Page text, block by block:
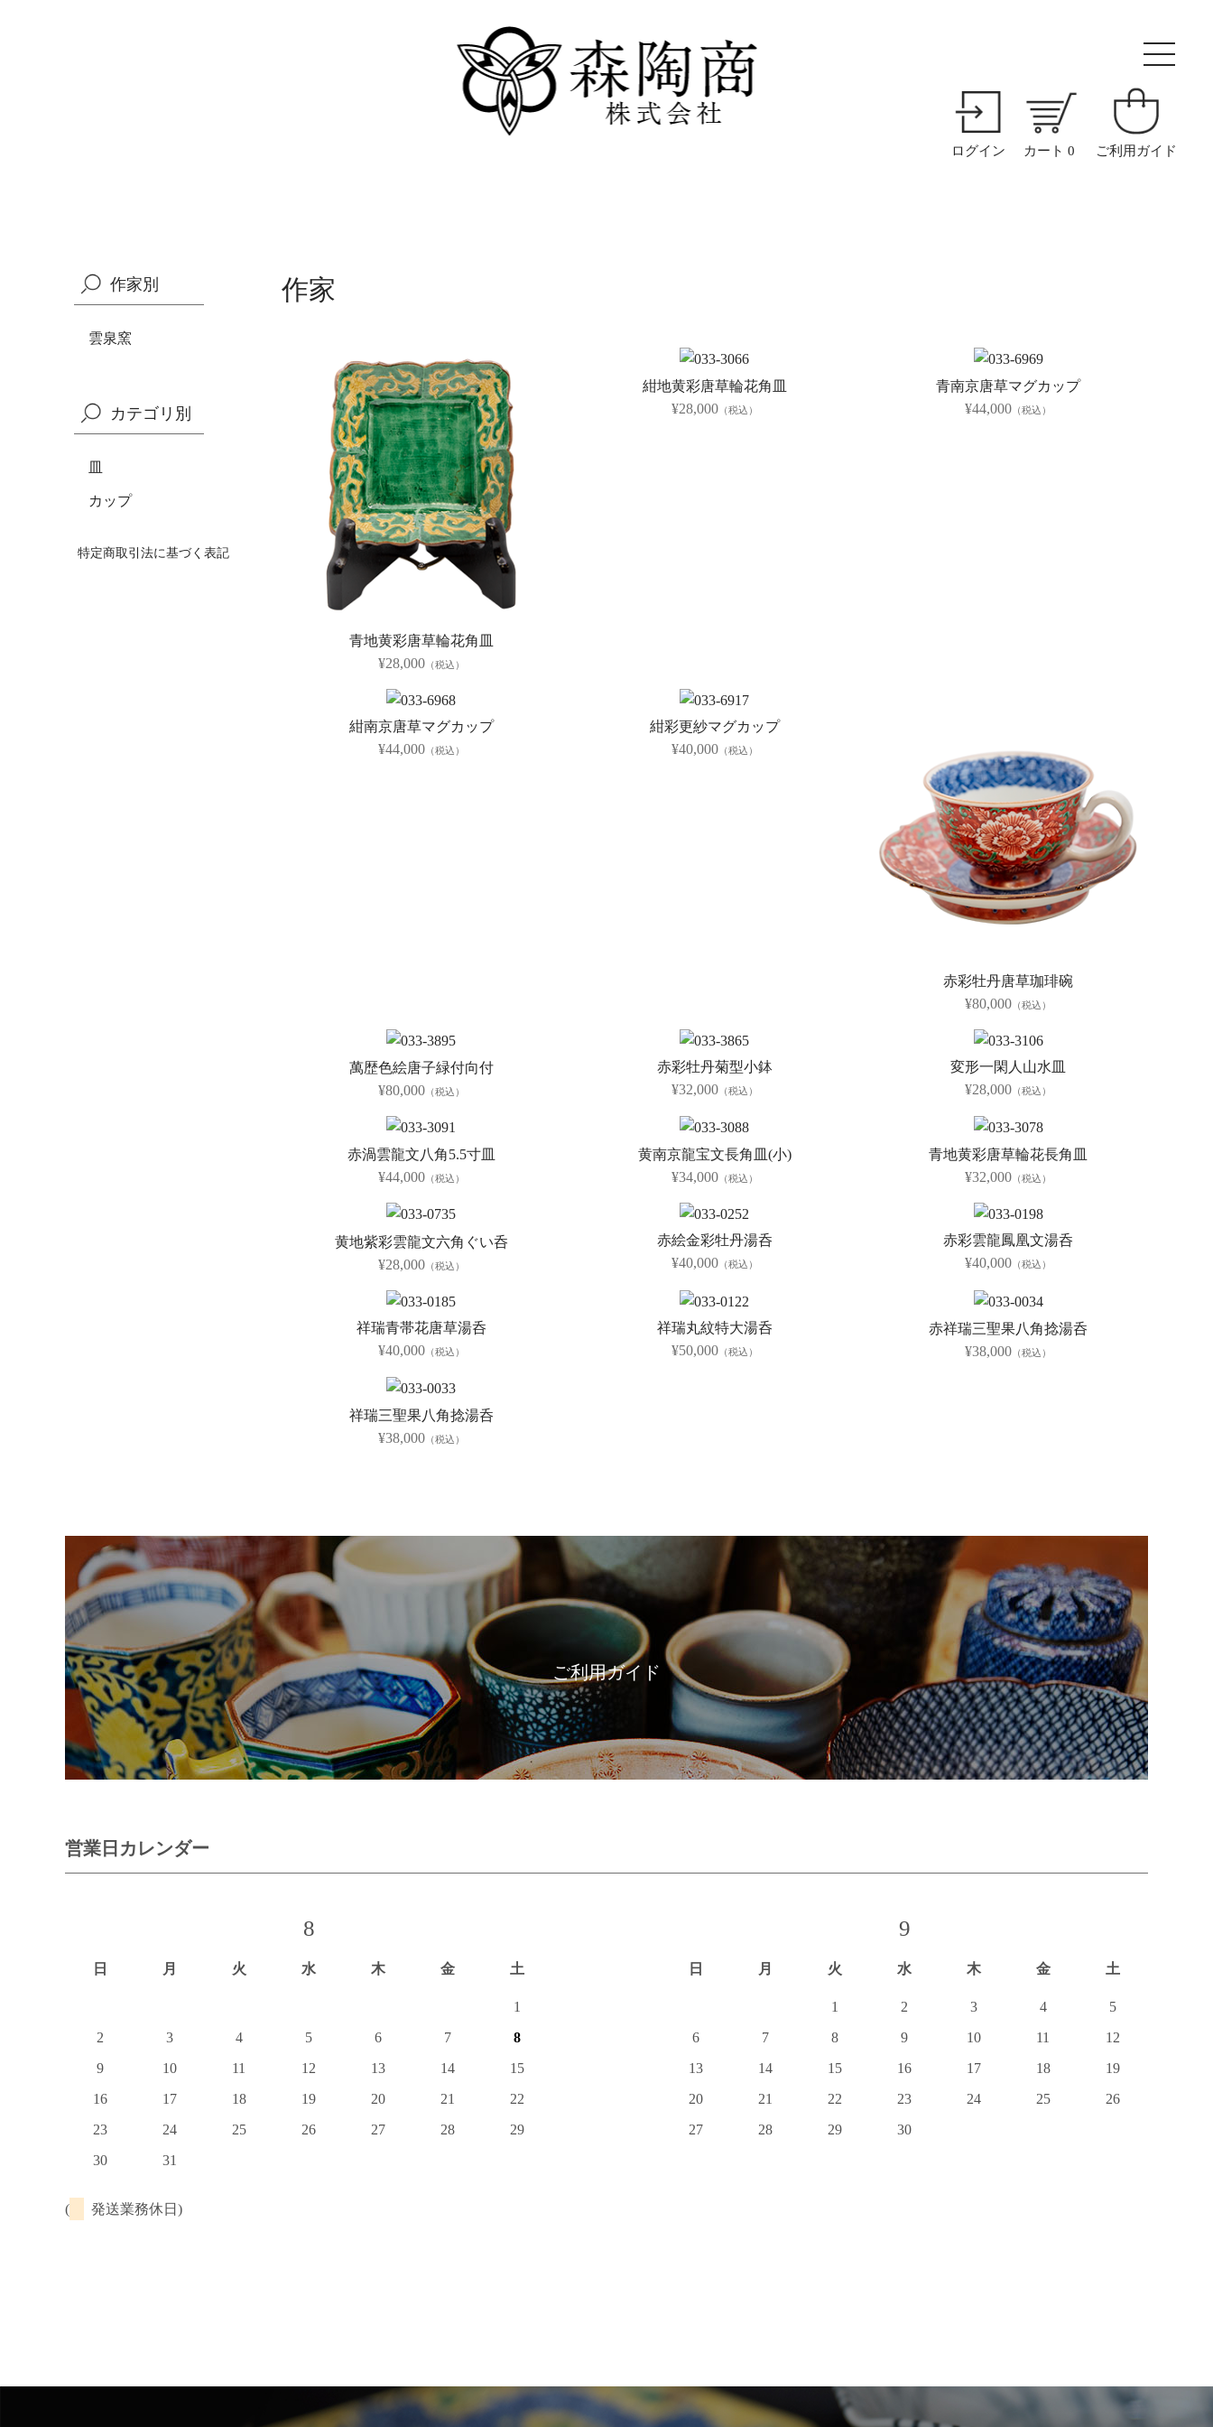
ログイン カート 0 ご利用ガイド
作家別
雲泉窯
カテゴリ別
皿
カップ
特定商取引法に基づく表記
作家
青地黄彩唐草輪花角皿
¥28,000（税込）
紺地黄彩唐草輪花角皿
¥28,000（税込）
青南京唐草マグカップ
¥44,000 （税込）
紺南京唐草マグカップ
¥44,000（税込）
紺彩更紗マグカップ
¥40,000（税込）
赤彩牡丹唐草珈琲碗
¥80,000 （税込）
萬歴色絵唐子緑付向付
¥80,000（税込）
赤彩牡丹菊型小鉢
¥32,000（税込）
変形一閑人山水皿
¥28,000 （税込）
赤渦雲龍文八角5.5寸皿
¥44,000（税込）
黄南京龍宝文長角皿(小)
¥34,000（税込）
青地黄彩唐草輪花長角皿
¥32,000 （税込）
黄地紫彩雲龍文六角ぐい呑
¥28,000（税込）
赤絵金彩牡丹湯呑
¥40,000（税込）
赤彩雲龍鳳凰文湯呑
¥40,000 （税込）
祥瑞青帯花唐草湯呑
¥40,000（税込）
祥瑞丸紋特大湯呑
¥50,000（税込）
赤祥瑞三聖果八角捻湯呑
¥38,000 （税込）
祥瑞三聖果八角捻湯呑
¥38,000（税込）
ご利用ガイド
営業日カレンダー
8
日 月 火 水 木 金 土
1
2
3 4 5 6 7
8
9
10 11 12 13 14
15
16
17 18 19 20 21
22
23
24 25 26 27 28
29
30
31
9
日 月 火 水 木 金 土
1 2 3 4
5
6
7 8 9 10 11
12
13
14 15 16 17 18
19
20
21 22 23 24 25
26
27
28 29 30
( 発送業務休日)